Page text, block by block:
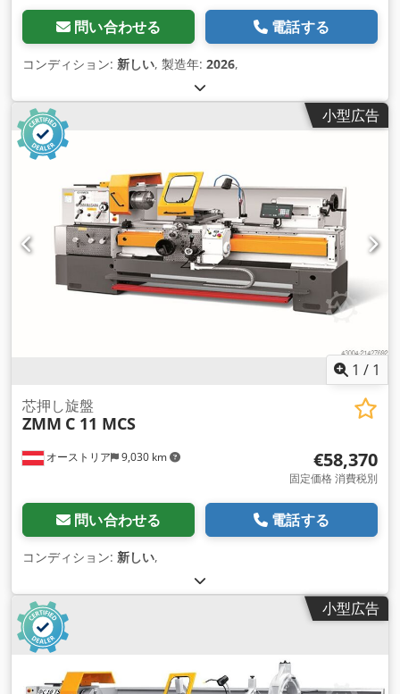
問い合わせる 電話する
コンディション: 新しい, 製造年: 2026,
小型広告
1 / 1
オーストリア 9,030 km
芯押し旋盤
ZMM C 11 MCS
€58,370
固定価格 消費税別
問い合わせる 電話する
コンディション: 新しい,
小型広告